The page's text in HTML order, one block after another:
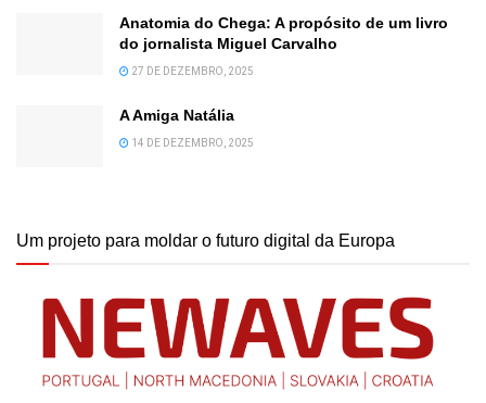
Anatomia do Chega: A propósito de um livro
do jornalista Miguel Carvalho
27 DE DEZEMBRO, 2025
A Amiga Natália
14 DE DEZEMBRO, 2025
Um projeto para moldar o futuro digital da Europa